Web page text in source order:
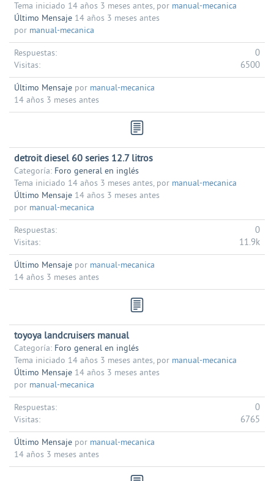
Tema iniciado 14 años 3 meses antes, por manual-mecanica
Último Mensaje 14 años 3 meses antes
por manual-mecanica
Respuestas: 0
Visitas: 6500
Último Mensaje por manual-mecanica
14 años 3 meses antes
detroit diesel 60 series 12.7 litros
Categoría: Foro general en inglés
Tema iniciado 14 años 3 meses antes, por manual-mecanica
Último Mensaje 14 años 3 meses antes
por manual-mecanica
Respuestas: 0
Visitas: 11.9k
Último Mensaje por manual-mecanica
14 años 3 meses antes
toyoya landcruisers manual
Categoría: Foro general en inglés
Tema iniciado 14 años 3 meses antes, por manual-mecanica
Último Mensaje 14 años 3 meses antes
por manual-mecanica
Respuestas: 0
Visitas: 6765
Último Mensaje por manual-mecanica
14 años 3 meses antes